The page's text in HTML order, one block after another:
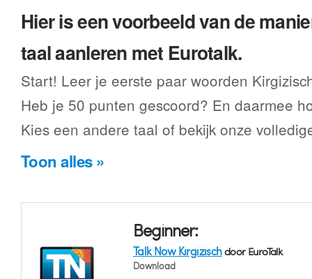
Hier is een voorbeeld van de
taal aanleren met Eurotalk.
Start! Leer je eerste paar woorden
Heb je 50 punten gescoord? En daarmee
Kies een andere taal of bekijk onze
Toon alles »
Beginner:
Talk Now Kirgizischdoor EuroTalk
Download